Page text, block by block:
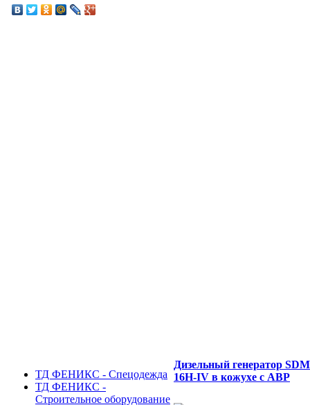
ТД ФЕНИКС - Спецодежда
ТД ФЕНИКС -
Строительное оборудование
Дизельный генератор
16H-IV в кожухе с АВР